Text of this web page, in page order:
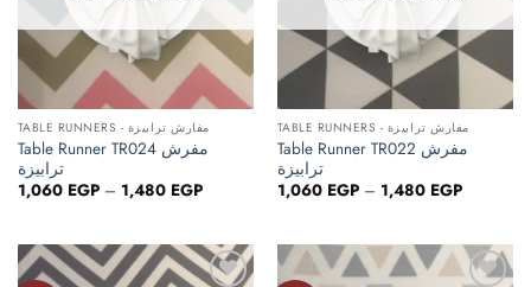
TABLE RUNNERS - مفارش ترابيزة
Table Runner TR024 مفرش
ترابيزة
1,060 EGP – 1,480 EGPPrice
1,480 EGP
TABLE RUNNERS - مفارش ترابيزة
Table Runner TR022 مفرش
ترابيزة
1,060 EGP – 1,480 EGPPrice
1,480